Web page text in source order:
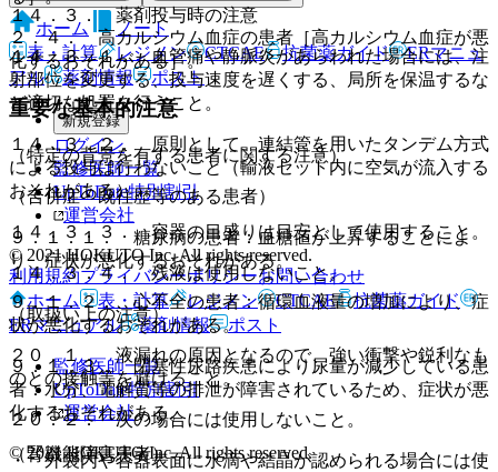
１４．３． 薬剤投与時の注意
１４．３．１． 血管痛や静脈炎があらわれた場合には、注
射部位を変更する、投与速度を遅くする、局所を保温するな
ど適切な処置を行うこと。
１４．３．２． 原則として、連結管を用いたタンデム方式
による投与は行わないこと（輸液セット内に空気が流入する
おそれがある）。
１４．３．３． 容器の目盛りは目安として使用すること。
１４．３．４． 残液は使用しないこと。
（取扱い上の注意）
２０．１． 液漏れの原因となるので、強い衝撃や鋭利なも
のとの接触等を避けること。
２０．２． 次の場合には使用しないこと。
・ 外袋内や容器表面に水滴や結晶が認められる場合には使
２．４． 高カルシウム血症の患者［高カルシウム血症が悪
化するおそれがある］。
重要な基本的注意
（特定の背景を有する患者に関する注意）
（合併症・既往歴等のある患者）
９．１．１． 糖尿病の患者：血糖値が上昇することによ
り、症状が悪化するおそれがある。
９．１．２． 心不全の患者：循環血液量の増加により、症
状が悪化するおそれがある。
９．１．３． 閉塞性尿路疾患により尿量が減少している患
者：水分、電解質等の排泄が障害されているため、症状が悪
化するおそれがある。
（腎機能障害患者）
ホーム
ノート
表・計算
レジメン CTCAE 抗菌薬ガイド
ERマニュ
アル
薬剤情報 ポスト
新規登録
ログイン
監修医師一覧
UpToDate特別割引
運営会社
© 2021 HOKUTO Inc. All rights reserved.
利用規約プライバシーポリシーお問い合わせ
ホーム
表・計算 レジメン CTCAE
抗菌薬ガイド
ERマニュアル
薬剤情報 ポスト
監修医師一覧
UpToDate特別割引
運営会社
© 2021 HOKUTO Inc. All rights reserved.